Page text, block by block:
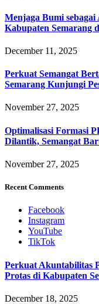
Menjaga Bumi
Kabupaten Semarang
December 11, 2025
Perkuat Semangat
Semarang Kunjungi
November 27, 2025
Optimalisasi Formasi
Dilantik, Semangat
November 27, 2025
Recent Comments
Facebook
Instagram
YouTube
TikTok
Perkuat Akuntabilitas
Protas di Kabupaten
December 18, 2025